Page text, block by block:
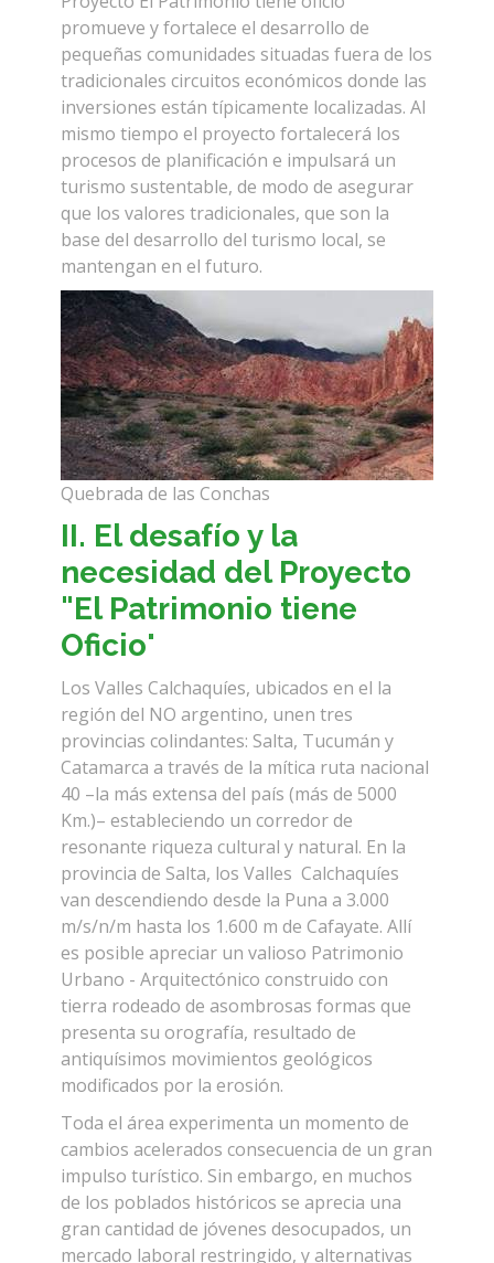
promueve y fortalece el desarrollo de
pequeñas comunidades situadas fuera de los
tradicionales circuitos económicos donde las
inversiones están típicamente localizadas. Al
mismo tiempo el proyecto fortalecerá los
procesos de planificación e impulsará un
turismo sustentable, de modo de asegurar
que los valores tradicionales, que son la
base del desarrollo del turismo local, se
mantengan en el futuro.
Quebrada de las Conchas
II. El desafío y la
necesidad del Proyecto
"El Patrimonio tiene
Oficio"
Los Valles Calchaquíes, ubicados en el la
región del NO argentino, unen tres
provincias colindantes: Salta, Tucumán y
Catamarca a través de la mítica ruta nacional
40 –la más extensa del país (más de 5000
Km.)– estableciendo un corredor de
resonante riqueza cultural y natural. En la
provincia de Salta, los Valles Calchaquíes
van descendiendo desde la Puna a 3.000
m/s/n/m hasta los 1.600 m de Cafayate. Allí
es posible apreciar un valioso Patrimonio
Urbano - Arquitectónico construido con
tierra rodeado de asombrosas formas que
presenta su orografía, resultado de
antiquísimos movimientos geológicos
modificados por la erosión.
Toda el área experimenta un momento de
cambios acelerados consecuencia de un gran
impulso turístico. Sin embargo, en muchos
de los poblados históricos se aprecia una
gran cantidad de jóvenes desocupados, un
mercado laboral restringido, y alternativas